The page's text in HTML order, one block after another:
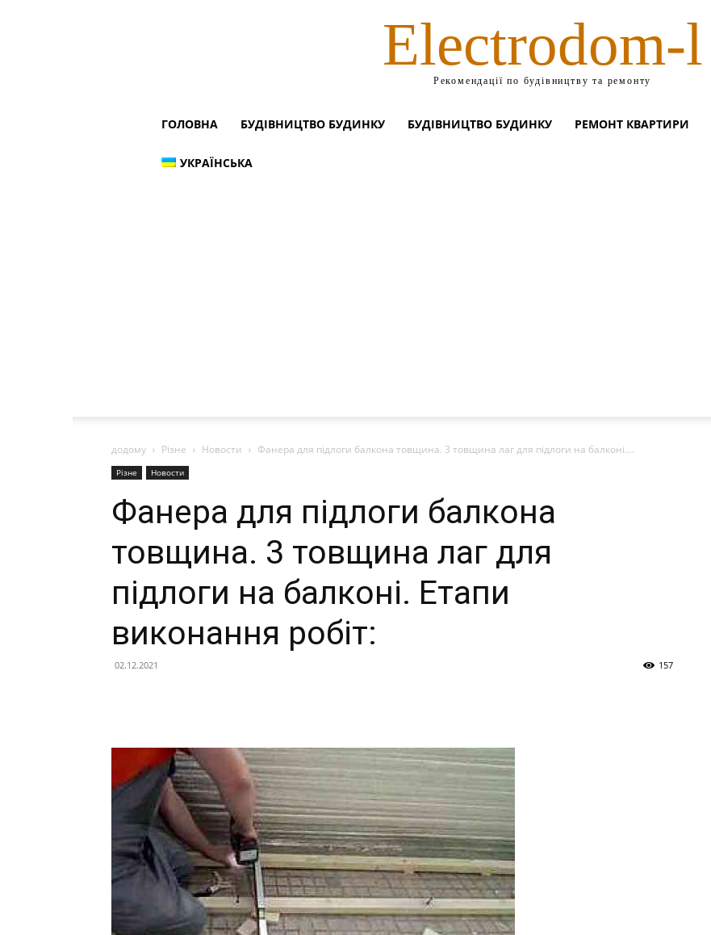
Electrodom-l
Рекомендації по будівництву та ремонту
ГОЛОВНА БУДІВНИЦТВО БУДИНКУ БУДІВНИЦТВО БУДИНКУ РЕМОНТ КВАРТИРИ
УКРАЇНСЬКА
додому Різне Новости Фанера для підлоги балкона товщина. 3 товщина лаг для підлоги на балконі....
Різне Новости
Фанера для підлоги балкона
товщина. 3 товщина лаг для
підлоги на балконі. Етапи
виконання робіт:
02.12.2021 157